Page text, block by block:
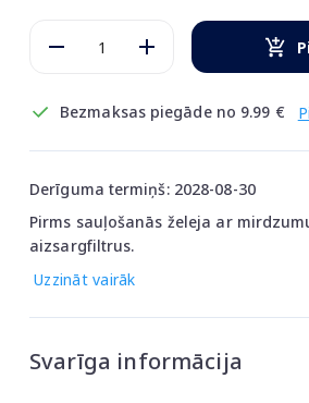
Bezmaksas piegāde no 9.99 €
Derīguma termiņš: 2028-08-30
Pirms sauļošanās želeja ar
aizsargfiltrus.
Uzzināt vairāk
Svarīga informācija